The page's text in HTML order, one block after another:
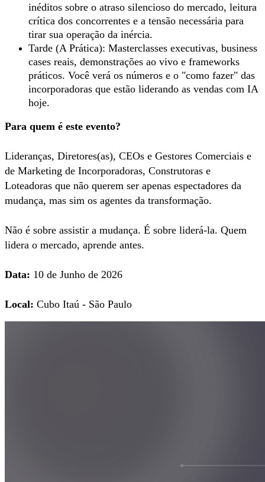
inéditos sobre o atraso silencioso do mercado, leitura
crítica dos concorrentes e a tensão necessária para
tirar sua operação da inércia.
Tarde (A Prática): Masterclasses executivas, business
cases reais, demonstrações ao vivo e frameworks
práticos. Você verá os números e o "como fazer" das
incorporadoras que estão liderando as vendas com IA
hoje.
Para quem é este evento?
Lideranças, Diretores(as), CEOs e Gestores Comerciais e
de Marketing de Incorporadoras, Construtoras e
Loteadoras que não querem ser apenas espectadores da
mudança, mas sim os agentes da transformação.
Não é sobre assistir a mudança. É sobre liderá-la. Quem
lidera o mercado, aprende antes.
Data: 10 de Junho de 2026
Local: Cubo Itaú - São Paulo